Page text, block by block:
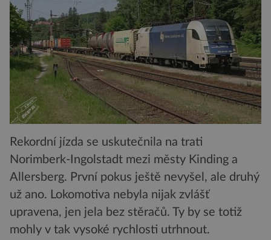
Rekordní jízda se uskutečnila na trati
Norimberk-Ingolstadt mezi městy Kinding a
Allersberg. První pokus ještě nevyšel, ale druhý
už ano. Lokomotiva nebyla nijak zvlášť
upravena, jen jela bez stěračů. Ty by se totiž
mohly v tak vysoké rychlosti utrhnout.